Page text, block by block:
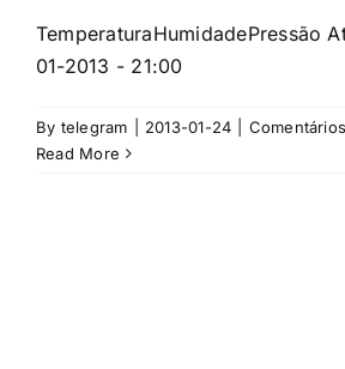
TemperaturaHumidadePressão
01-2013 - 21:00
By telegram 2013-01-24
Read More